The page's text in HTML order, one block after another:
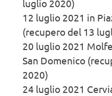
luglio 2020)
12 luglio 2021 in
(recupero del 13
20 luglio 2021
San Domenico
2020)
24 luglio 2021